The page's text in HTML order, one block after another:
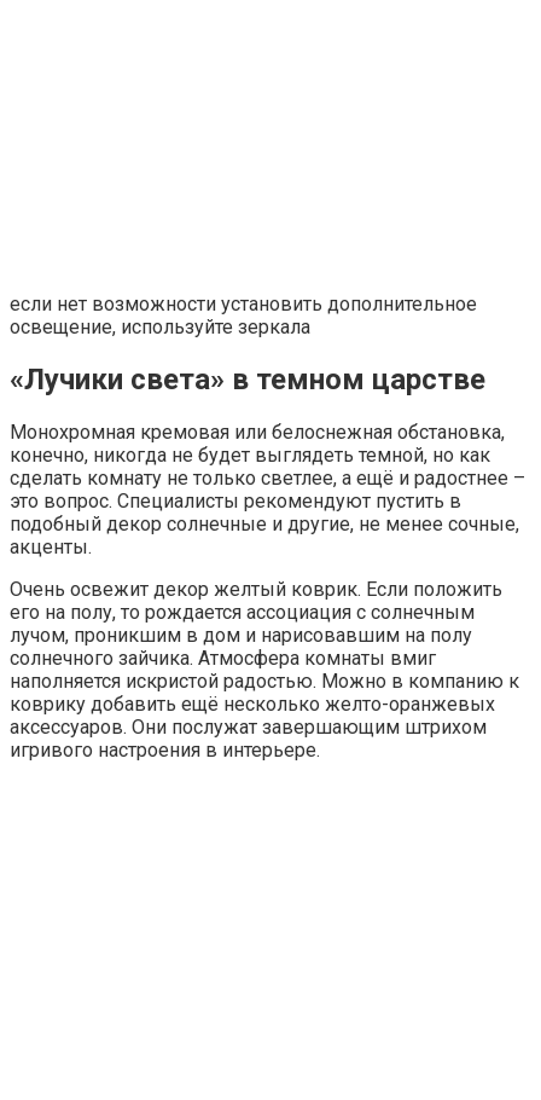
если нет возможности установить дополнительное
освещение, используйте зеркала
«Лучики света» в темном царстве
Монохромная кремовая или белоснежная обстановка,
конечно, никогда не будет выглядеть темной, но как
сделать комнату не только светлее, а ещё и радостнее –
это вопрос. Специалисты рекомендуют пустить в
подобный декор солнечные и другие, не менее сочные,
акценты.
Очень освежит декор желтый коврик. Если положить
его на полу, то рождается ассоциация с солнечным
лучом, проникшим в дом и нарисовавшим на полу
солнечного зайчика. Атмосфера комнаты вмиг
наполняется искристой радостью. Можно в компанию к
коврику добавить ещё несколько желто-оранжевых
аксессуаров. Они послужат завершающим штрихом
игривого настроения в интерьере.